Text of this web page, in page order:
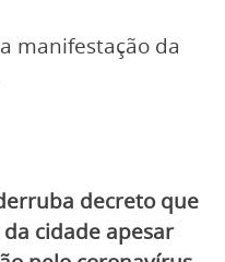
manifestação da
decreto que
cidade apesar